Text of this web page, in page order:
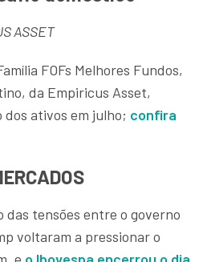
ASSET
FOFs Melhores Fundos,
da Empiricus Asset,
ativos em julho; confira
das tensões entre o governo
voltaram a pressionar o